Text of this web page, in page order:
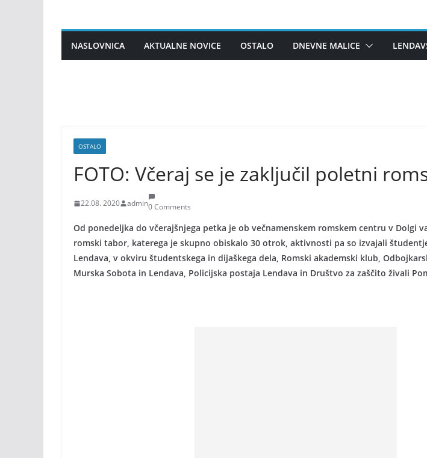
contentNASLOVNICA AKTUALNE NOVICE OSTALO DNEVNE MALICE
OSTALO
FOTO: Včeraj se je zaključil poletni
22.08. 2020 admin0 Comments
Od ponedeljka do včerajšnjega petka je ob večnamenskem romskem centru v Dolgi
romski tabor, katerega je skupno obiskalo 30 otrok, aktivnosti pa so izvajali
Lendava, v okviru študentskega in dijaškega dela, Romski akademski klub,
Murska Sobota in Lendava, Policijska postaja Lendava in Društvo za zaščito živali